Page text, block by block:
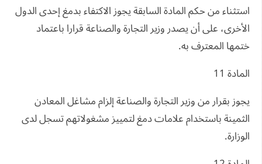
استثناء من حكم المادة السابقة يجوز الاكتفاء بدمغ إحدى الدول
الأخرى، على أن يصدر وزير التجارة والصناعة قرارا باعتماد
ختمها المعترف به.
المادة 11
يجوز بقرار من وزير التجارة والصناعة إلزام مشاغل المعادن
الثمينة باستخدام علامات دمغ لتمييز مشغولاتهم تسجل لدى
الوزارة.